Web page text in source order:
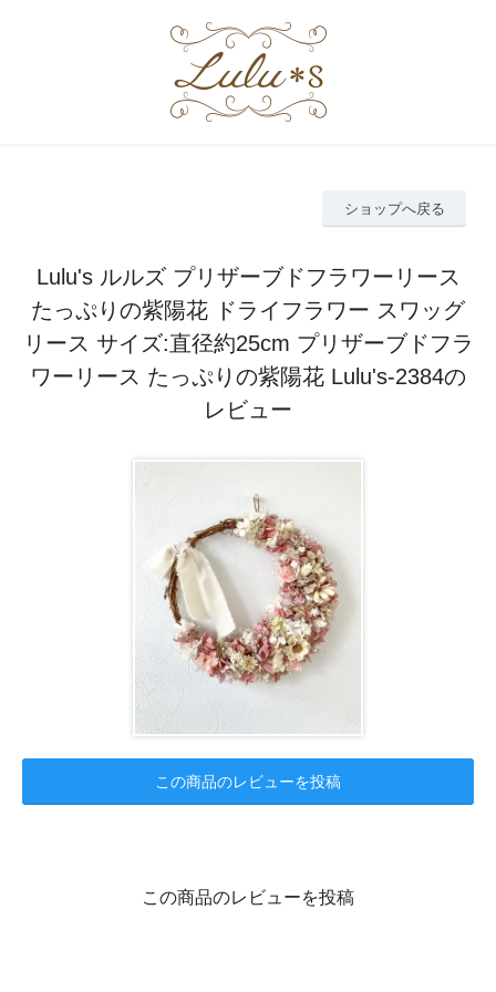
ショップへ戻る
Lulu's ルルズ プリザーブドフラワーリース
たっぷりの紫陽花 ドライフラワー スワッグ
リース サイズ:直径約25cm プリザーブドフラ
ワーリース たっぷりの紫陽花 Lulu's-2384の
レビュー
この商品のレビューを投稿
この商品のレビューを投稿